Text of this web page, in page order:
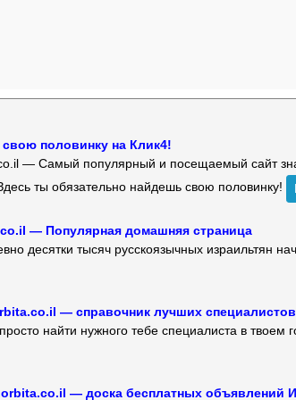
половинку на Клик4!
— Самый популярный и посещаемый сайт
ты обязательно найдешь свою половинку!
— Популярная домашняя страница
десятки тысяч русскоязычных израильтян
— справочник лучших
найти нужного тебе специалиста в твоем
— доска бесплатных объявлений